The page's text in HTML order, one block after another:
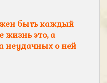
быть каждый
жизнь это, а
неудачных о ней